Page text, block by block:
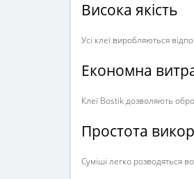
Висока якість
Усі клеї виробляються
Економна
Клеї Bostik дозволяють
Простота
Суміші легко розводяться